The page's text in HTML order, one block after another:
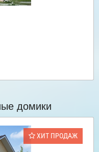
домики
ХИТ ПРОДАЖ